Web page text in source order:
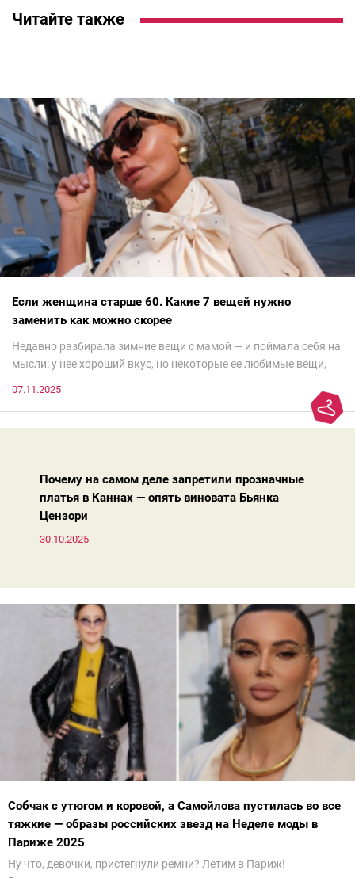
Читайте также
Если женщина старше 60. Какие 7 вещей нужно
заменить как можно скорее
Недавно разбирала зимние вещи с мамой — и поймала себя на
мысли: у нее хороший вкус, но некоторые ее любимые вещи,
моды. Вовсе нет.Проблема в том, что сама мода сделала шаг
07.11.2025
Почему на самом деле запретили прозначные
платья в Каннах — опять виновата Бьянка
Цензори
30.10.2025
Собчак с утюгом и коровой, а Самойлова пустилась во все
тяжкие — образы российских звезд на Неделе моды в
Париже 2025
Ну что, девочки, пристегнули ремни? Летим в Париж!